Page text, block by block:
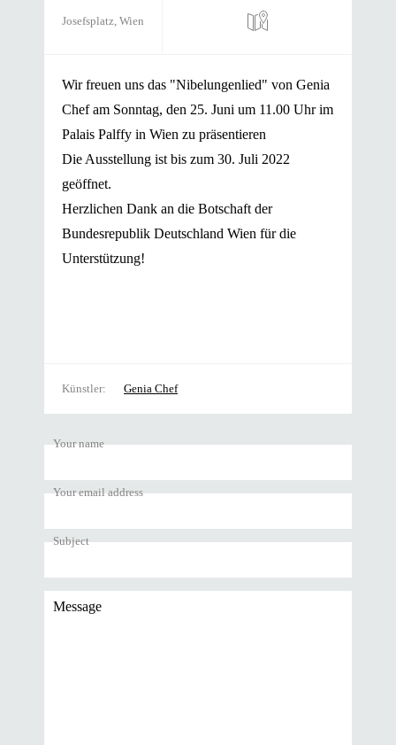
Josefsplatz, Wien
Wir freuen uns das "Nibelungenlied" von Genia
Chef am Sonntag, den 25. Juni um 11.00 Uhr im
Palais Palffy in Wien zu präsentieren
Die Ausstellung ist bis zum 30. Juli 2022
geöffnet.
Herzlichen Dank an die Botschaft der
Bundesrepublik Deutschland Wien für die
Unterstützung!
Künstler Genia Chef
Your name
Your email address
Subject
Message